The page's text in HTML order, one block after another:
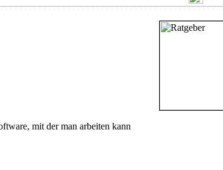
mit der man arbeiten kann